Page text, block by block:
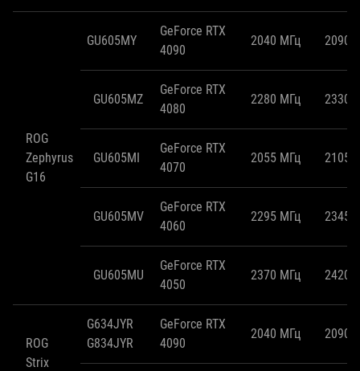
ROG
Zephyrus
G16
GU605MY
GeForce RTX
4090
2040 МГц 2090
GU605MZ
GeForce RTX
4080
2280 МГц 2330
GU605MI
GeForce RTX
4070
2055 МГц 2105
GU605MV
GeForce RTX
4060
2295 МГц 2345
GU605MU
GeForce RTX
4050
2370 МГц 2420
ROG
Strix
G634JYR
G834JYR
GeForce RTX
4090
2040 МГц 2090